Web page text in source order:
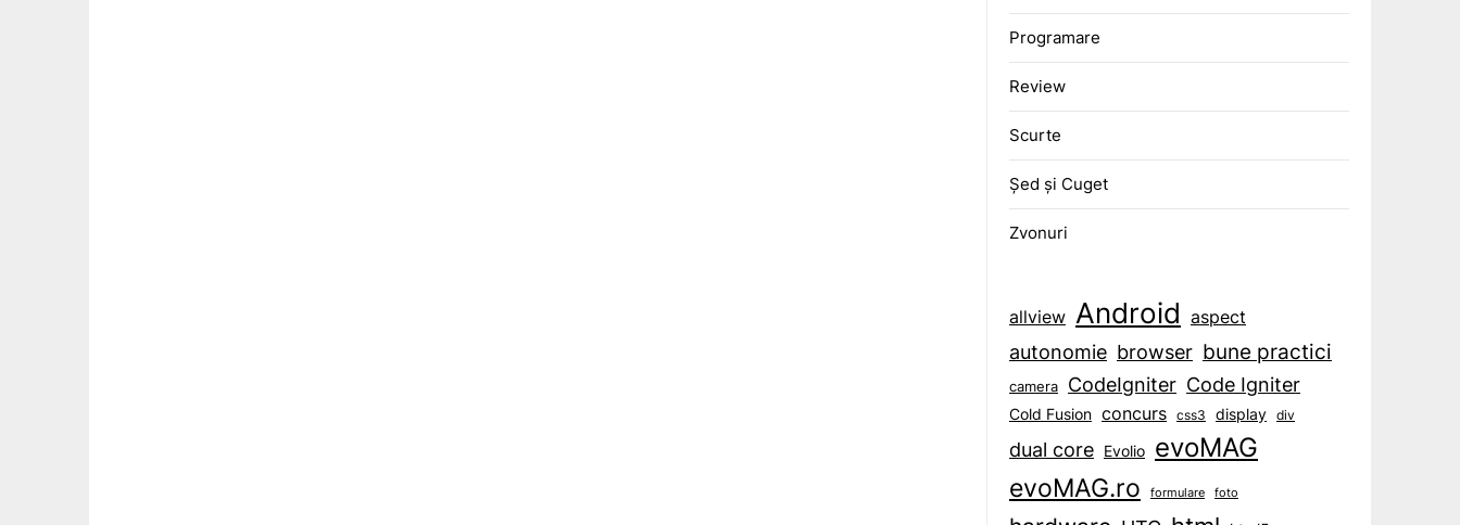
Programare
Review
Scurte
Șed și Cuget
Zvonuri
allview Android aspect
autonomie browser bune practici
camera CodeIgniter Code Igniter
Cold Fusion concurs css3 display div
dual core Evolio evoMAG
evoMAG.ro formulare foto